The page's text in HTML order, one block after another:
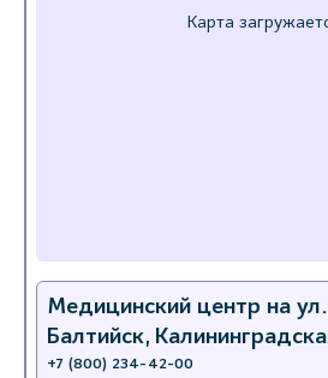
Медицинский центр на ул.
Балтийск,
+7 (800) 234-42-00